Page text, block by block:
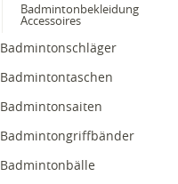
Badmintonbekleidung
Accessoires
Badmintonschläger
Badmintontaschen
Badmintonsaiten
Badmintongriffbänder
Badmintonbälle